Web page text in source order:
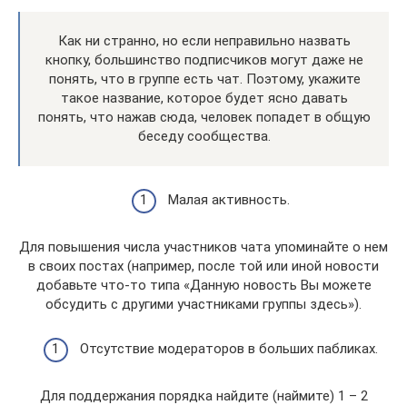
Как ни странно, но если неправильно назвать
кнопку, большинство подписчиков могут даже не
понять, что в группе есть чат. Поэтому, укажите
такое название, которое будет ясно давать
понять, что нажав сюда, человек попадет в общую
беседу сообщества.
Малая активность.
Для повышения числа участников чата упоминайте о нем
в своих постах (например, после той или иной новости
добавьте что-то типа «Данную новость Вы можете
обсудить с другими участниками группы здесь»).
Отсутствие модераторов в больших пабликах.
Для поддержания порядка найдите (наймите) 1 – 2